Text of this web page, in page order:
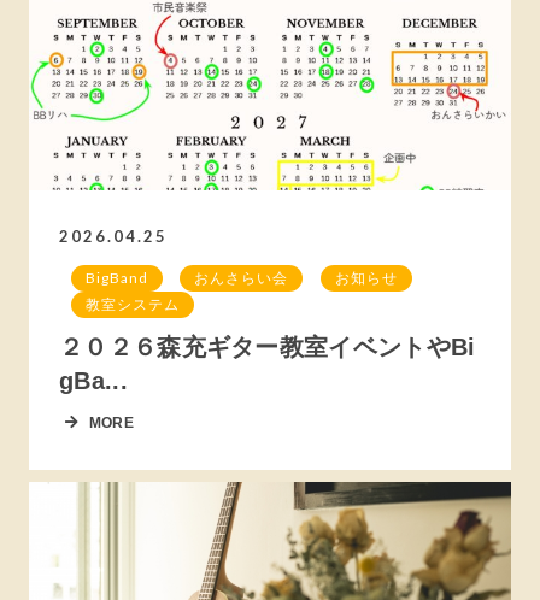
2026.04.25
BigBand おんさらい会
お知らせ
教室システム
２０２６森充ギター教室イベントやBi
gBa...
MORE